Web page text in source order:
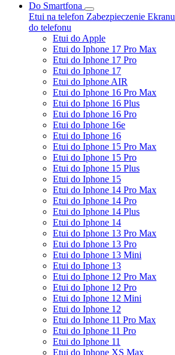
Do Smartfona
Etui na telefon Zabezpieczenie Ekranu
do telefonu
Etui do Apple
Etui do Iphone 17 Pro Max
Etui do Iphone 17 Pro
Etui do Iphone 17
Etui do Iphone AIR
Etui do Iphone 16 Pro Max
Etui do Iphone 16 Plus
Etui do Iphone 16 Pro
Etui do Iphone 16e
Etui do Iphone 16
Etui do Iphone 15 Pro Max
Etui do Iphone 15 Pro
Etui do Iphone 15 Plus
Etui do Iphone 15
Etui do Iphone 14 Pro Max
Etui do Iphone 14 Pro
Etui do Iphone 14 Plus
Etui do Iphone 14
Etui do Iphone 13 Pro Max
Etui do Iphone 13 Pro
Etui do Iphone 13 Mini
Etui do Iphone 13
Etui do Iphone 12 Pro Max
Etui do Iphone 12 Pro
Etui do Iphone 12 Mini
Etui do Iphone 12
Etui do Iphone 11 Pro Max
Etui do Iphone 11 Pro
Etui do Iphone 11
Etui do Iphone XS Max